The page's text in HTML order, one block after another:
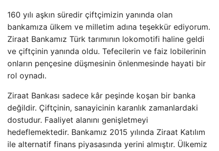
160 yılı aşkın süredir çiftçimizin yanında olan
bankamıza ülkem ve milletim adına teşekkür ediyorum.
Ziraat Bankamız Türk tarımının lokomotifi haline geldi
ve çiftçinin yanında oldu. Tefecilerin ve faiz lobilerinin
onların pençesine düşmesinin önlenmesinde hayati bir
rol oynadı.
Ziraat Bankası sadece kâr peşinde koşan bir banka
değildir. Çiftçinin, sanayicinin karanlık zamanlardaki
dostudur. Faaliyet alanını genişletmeyi
hedeflemektedir. Bankamız 2015 yılında Ziraat Katılım
ile alternatif finans piyasasında yerini almıştır. Ülkemiz